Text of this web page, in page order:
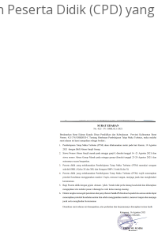
Peserta Didik (CPD) yang